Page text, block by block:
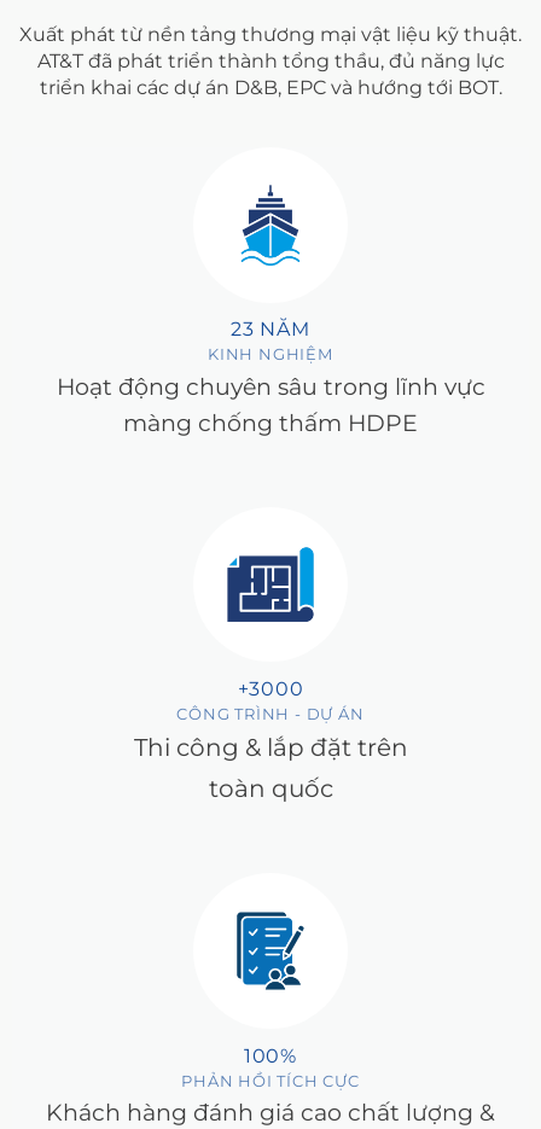
Xuất phát từ nền tảng thương mại vật liệu kỹ thuật.
AT&T đã phát triển thành tổng thầu, đủ năng lực
triển khai các dự án D&B, EPC và hướng tới BOT.
23 NĂM
KINH NGHIỆM
Hoạt động chuyên sâu trong lĩnh vực
màng chống thấm HDPE
+3000
CÔNG TRÌNH - DỰ ÁN
Thi công & lắp đặt trên
toàn quốc
100%
PHẢN HỒI TÍCH CỰC
Khách hàng đánh giá cao chất lượng &